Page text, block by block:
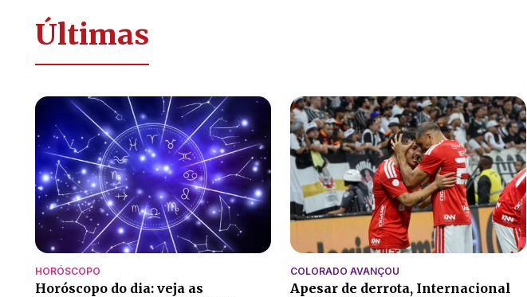
Últimas
HORÓSCOPO
Horóscopo do dia: veja as
COLORADO AVANÇOU
Apesar de derrota, Internacional